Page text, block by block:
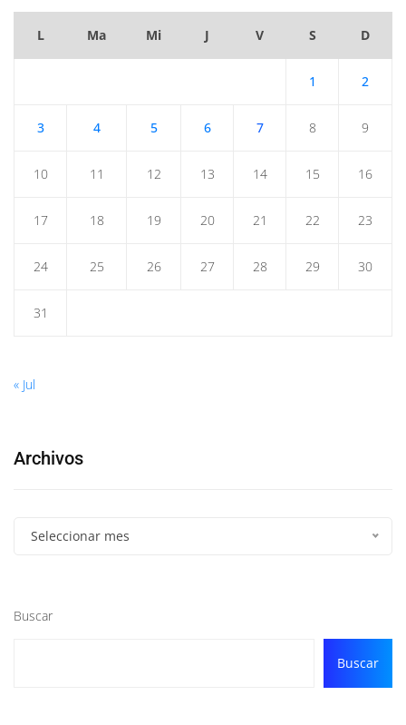
L Ma Mi J V S D
1 2
3 4 5 6 7 8 9
10 11 12 13 14 15 16
17 18 19 20 21 22 23
24 25 26 27 28 29 30
31
« Jul
Archivos
Seleccionar mes
Buscar
Buscar